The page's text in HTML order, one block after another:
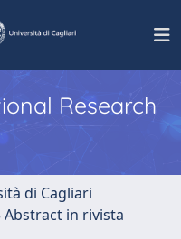
Research
di Cagliari
Abstract in rivista